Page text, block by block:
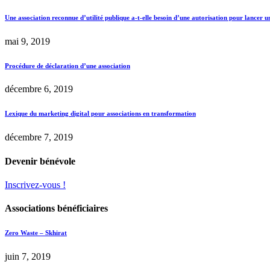
Une association reconnue d’utilité publique a-t-elle besoin d’une autorisation pour lancer
mai 9, 2019
Procédure de déclaration d’une association
décembre 6, 2019
Lexique du marketing digital pour associations en transformation
décembre 7, 2019
Devenir bénévole
Inscrivez-vous !
Associations bénéficiaires
Zero Waste – Skhirat
juin 7, 2019